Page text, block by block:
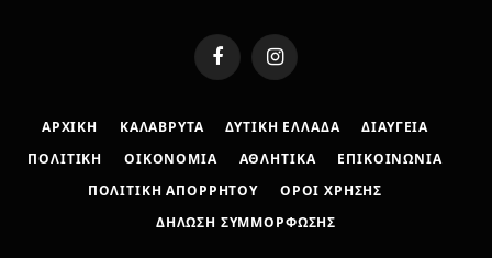
FacebookInstagram
ΑΡΧΙΚΉ ΚΑΛΆΒΡΥΤΑ ΔΥΤΙΚΉ ΕΛΛΆΔΑ ΔΙΑΎΓΕΙΑ
ΠΟΛΙΤΙΚΉ ΟΙΚΟΝΟΜΊΑ ΑΘΛΗΤΙΚΆ ΕΠΙΚΟΙΝΩΝΊΑ
ΠΟΛΙΤΙΚΉ ΑΠΟΡΡΉΤΟΥ ΌΡΟΙ ΧΡΉΣΗΣ
ΔΉΛΩΣΗ ΣΥΜΜΌΡΦΩΣΗΣ